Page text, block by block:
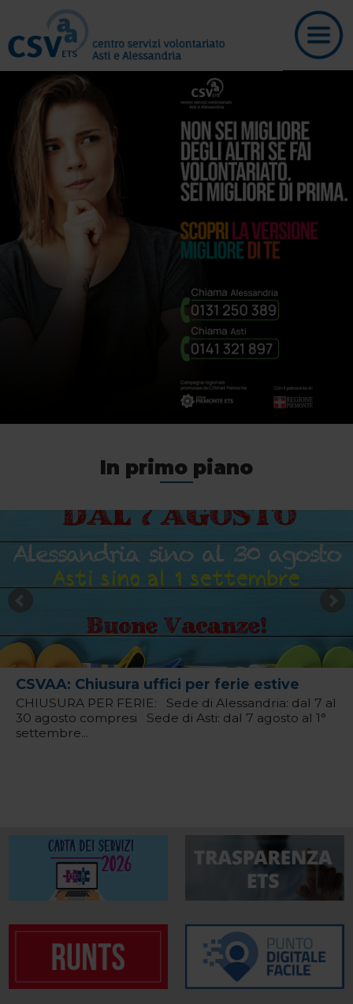
In primo piano
CSVAA: Chiusura uffici per ferie estive
CHIUSURA PER FERIE: Sede di Alessandria: dal 7 al
30 agosto compresi Sede di Asti: dal 7 agosto al 1°
settembre...